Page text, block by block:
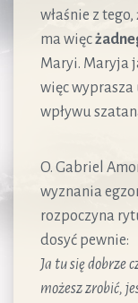
właśnie z
ma więc
Maryi. Maryja
więc wyprasza
wpływu
O. Gabriel
wyznania
rozpoczyna
dosyć pewnie:
Ja tu się dobrze
możesz zrobić,